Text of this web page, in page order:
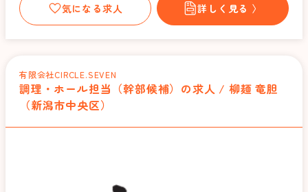
気になる求人 詳しく見る 〉
有限会社CIRCLE.SEVEN
調理・ホール担当（幹部候補）の求人 / 柳麺 竜胆
（新潟市中央区）